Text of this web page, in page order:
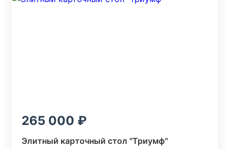
265 000
Элитный карточный стол "Триумф"